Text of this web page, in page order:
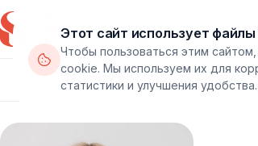
Департаменты
Этот сайт использует
Чтобы пользоваться этим
cookie. Мы используем их для
статистики и улучшения